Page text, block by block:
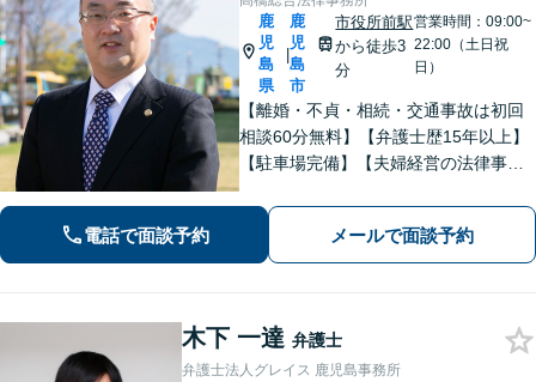
鹿
児
島
県
|
鹿
児
島
市
市役所前駅
から徒歩3
分
営業時間：09:00~
22:00（土日祝
日）
【離婚・不貞・相続・交通事故は初回
相談60分無料】【弁護士歴15年以上】
【駐車場完備】【夫婦経営の法律事務
解決します【離婚問題】最善の解決方
法をご提案します【交通事故】適切な
賠償金・後遺障害認定を獲得します
電話で面談予約 メールで面談予約
木下 一達 弁護士
弁護士法人グレイス 鹿児島事務所